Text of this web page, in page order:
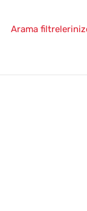
Arama